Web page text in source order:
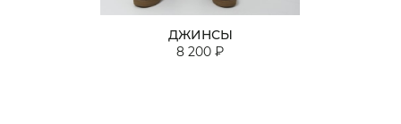
ДЖИНСЫ
8 200 ₽